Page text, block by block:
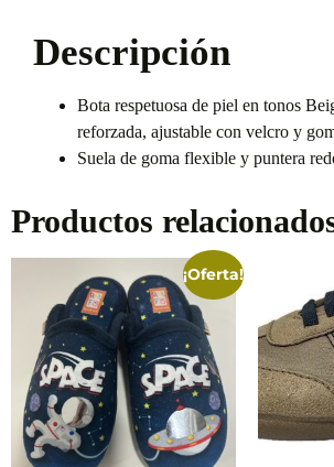
Descripción
Bota respetuosa de piel en tonos
reforzada, ajustable con velcro y
Suela de goma flexible y puntera
Productos
¡Oferta!